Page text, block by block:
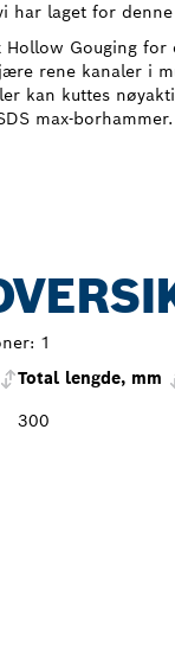
har laget for
Hollow Gouging
rene kanaler i
kan kuttes
max-borhammer.
1
Total lengde, mm
300